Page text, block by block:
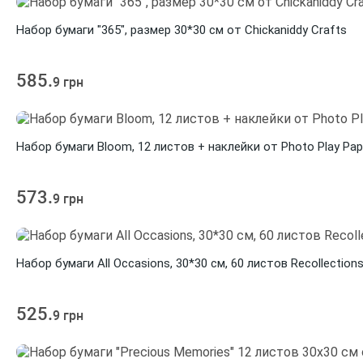
Набор бумаги "365", размер 30*30 см от Chickaniddy Crafts
585.9 грн
Набор бумаги Bloom, 12 листов + наклейки от Photo Play
573.9 грн
Набор бумаги All Occasions, 30*30 см, 60 листов Recollections
525.9 грн